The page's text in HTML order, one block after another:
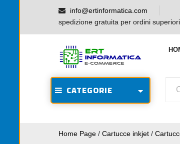
info@ertinformatica.com
spedizione gratuita per ordini
CATEGORIE
Home Page / Cartucce inkjet /